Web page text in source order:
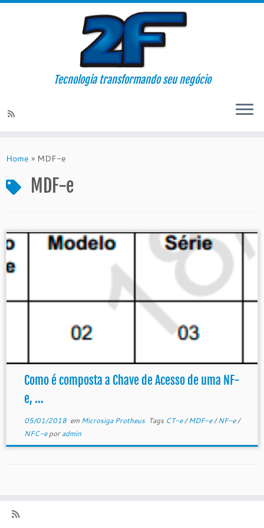
Tecnologia transformando seu negócio
Home » MDF-e
MDF-e
Como é composta a Chave de Acesso de uma NF-
e, ...
05/01/2018em Microsiga Protheus Tags CT-e/MDF-e/NF-e/
NFC-eporadmin